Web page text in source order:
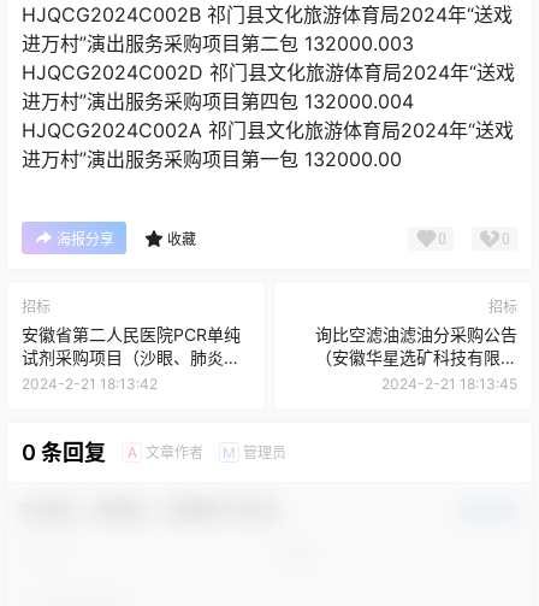
HJQCG2024C002B 祁门县文化旅游体育局2024年“送戏
进万村”演出服务采购项目第二包 132000.003
HJQCG2024C002D 祁门县文化旅游体育局2024年“送戏
进万村”演出服务采购项目第四包 132000.004
HJQCG2024C002A 祁门县文化旅游体育局2024年“送戏
进万村”演出服务采购项目第一包 132000.00
海报分享 收藏 0 0
招标
安徽省第二人民医院PCR单纯
试剂采购项目（沙眼、肺炎、
和肺炎支原体核酸检测试剂盒
2024-2-21 18:13:42
招标
询比空滤油滤油分采购公告
（安徽华星选矿科技有限公
司）
2024-2-21 18:13:45
0 条回复 A 文章作者 M 管理员